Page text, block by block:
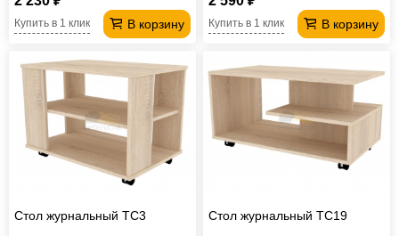
В корзину
Купить в 1 клик В корзину
Купить в 1 клик
Стол журнальный TC3 Стол журнальный TC19